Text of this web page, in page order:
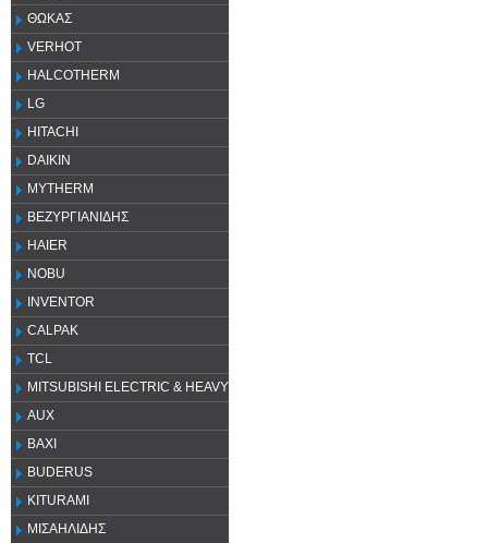
ΘΩΚΑΣ
VERHOT
HALCOTHERM
LG
HITACHI
DAIKIN
MYTHERM
ΒΕΖΥΡΓΙΑΝΙΔΗΣ
HAIER
NOBU
INVENTOR
CALPAK
TCL
MITSUBISHI ELECTRIC & HEAVY
AUX
ΒΑΧΙ
BUDERUS
KITURAMI
ΜΙΣΑΗΛΙΔΗΣ